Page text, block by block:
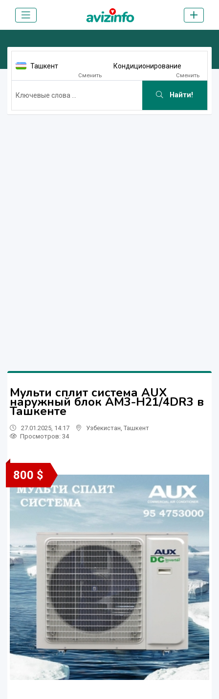
Ташкент
Сменить
Кондиционирование
Сменить
Найти!
Мульти сплит система AUX
наружный блок AM3-H21/4DR3 в
Ташкенте
27.01.2025, 14:17 Узбекистан Ташкент
Просмотров: 34
800 $